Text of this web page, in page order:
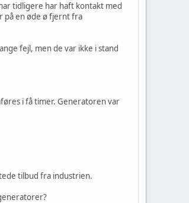
tidligere har haft kontakt med
på en øde ø fjernt fra
fejl, men de var ikke i stand
i få timer. Generatoren var
tilbud fra industrien.